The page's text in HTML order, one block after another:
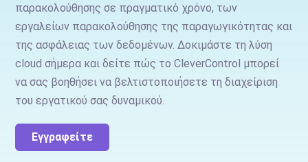
παρακολούθησης σε πραγματικό χρόνο, των
εργαλείων παρακολούθησης της παραγωγικότητας και
της ασφάλειας των δεδομένων. Δοκιμάστε τη λύση
cloud σήμερα και δείτε πώς το CleverControl μπορεί
να σας βοηθήσει να βελτιστοποιήσετε τη διαχείριση
του εργατικού σας δυναμικού.
Εγγραφείτε